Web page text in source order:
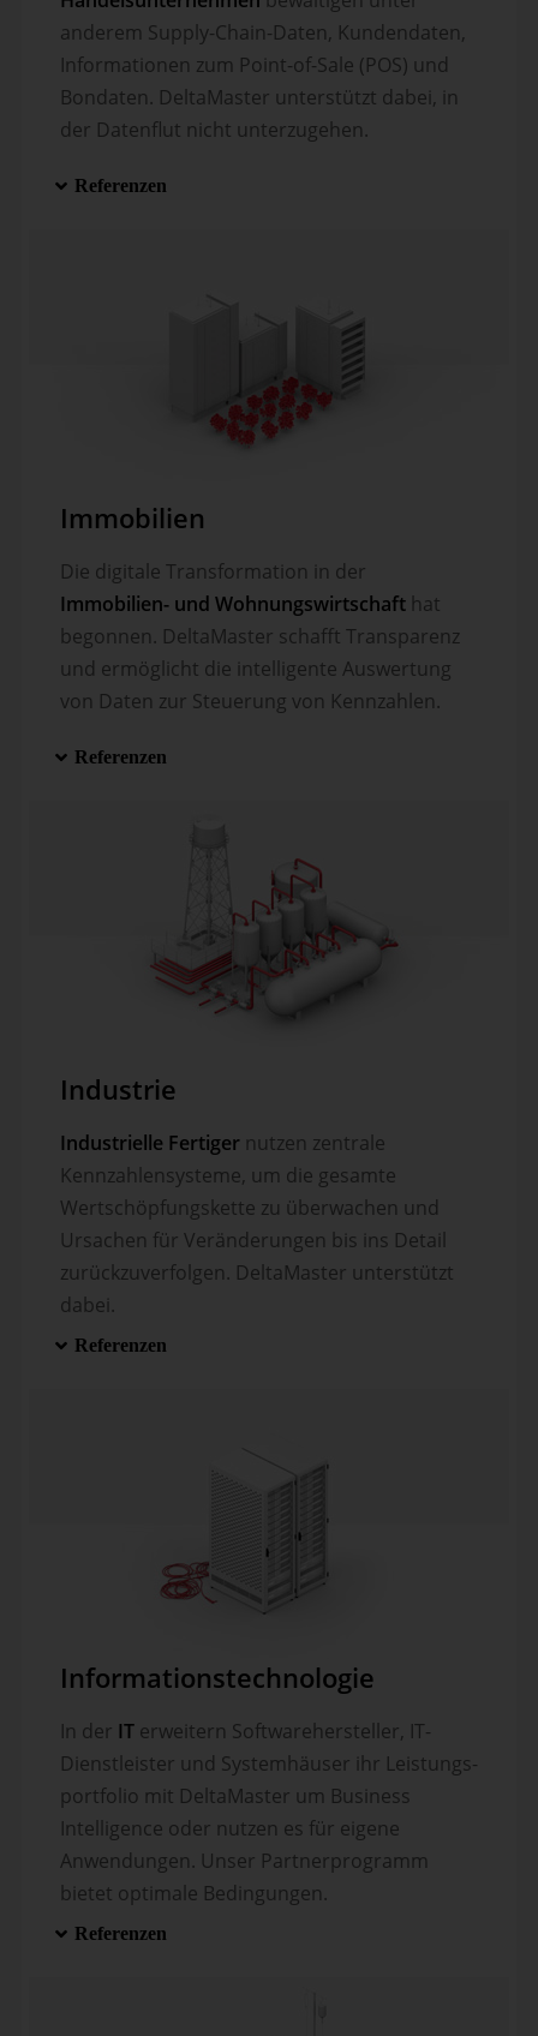
anderem Supply-Chain-Daten, Kunden­daten,
Informationen zum Point-of-Sale (POS) und
Bondaten. DeltaMaster un­ter­stützt da­bei, in
der Datenflut nicht un­ter­zugehen.
Referenzen
Immobilien
Die digitale Transformation in der
Immobilien- und Wohnungswirtschafthat
begonnen. DeltaMaster schafft Trans­parenz
und ermöglicht die in­tel­li­gente Auswertung
von Daten zur Steuerung von Kennzahlen.
Referenzen
Industrie
Industrielle Fertigernutzen zentrale
Kennzahlensysteme, um die gesamte
Wertschöpfungskette zu überwachen und
Ursachen für Veränderungen bis ins Detail
zurückzuverfolgen. DeltaMaster unterstützt
dabei.
Referenzen
Informationstechnologie
In der ITerweitern Softwarehersteller, IT-
Dienstleister und System­häuser ihr Leistungs­
portfolio mit DeltaMaster um Business
Intelligence oder nutzen es für eigene
Anwendungen. Unser Partner­programm
bietet optimale Bedingungen.
Referenzen